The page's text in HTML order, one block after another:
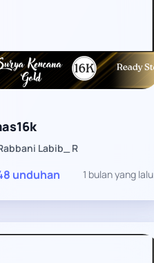
Labib_ R
unduhan 1 bulan yang lalu